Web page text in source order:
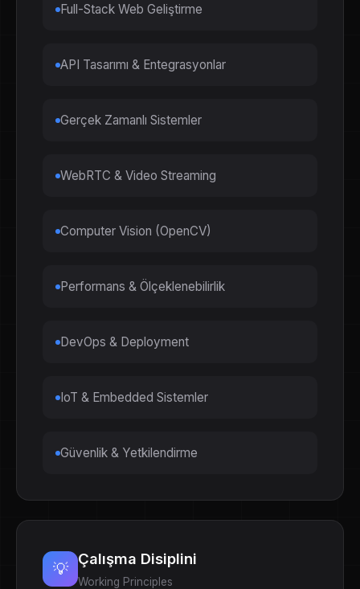
Full-Stack Web Geliştirme
API Tasarımı & Entegrasyonlar
Gerçek Zamanlı Sistemler
WebRTC & Video Streaming
Computer Vision (OpenCV)
Performans & Ölçeklenebilirlik
DevOps & Deployment
IoT & Embedded Sistemler
Güvenlik & Yetkilendirme
💡
Çalışma Disiplini
Working Principles